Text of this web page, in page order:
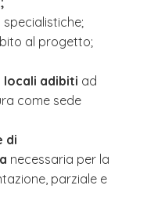
al progetto;
locali adibiti ad
come sede
di
necessaria per la
parziale e